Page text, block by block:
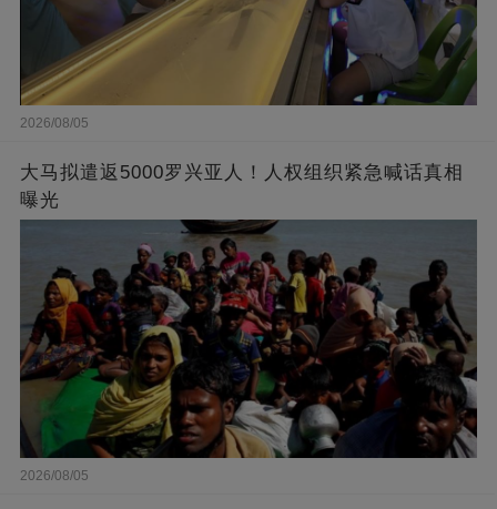
2026/08/05
大马拟遣返5000罗兴亚人！人权组织紧急喊话真相
曝光
2026/08/05